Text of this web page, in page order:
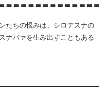
たちの恨みは、シロデスナの
ナバァを生み出すこともある